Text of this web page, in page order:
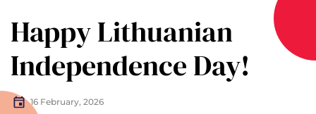
Happy Lithuanian
Independence Day!
16 February, 2026